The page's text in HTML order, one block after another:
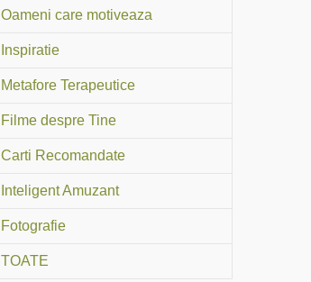
Oameni care motiveaza
Inspiratie
Metafore Terapeutice
Filme despre Tine
Carti Recomandate
Inteligent Amuzant
Fotografie
TOATE